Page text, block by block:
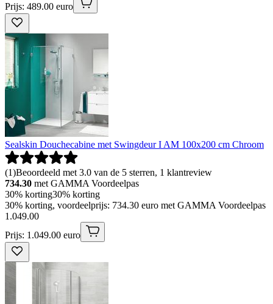
Prijs: 489.00 euro
Sealskin Douchecabine met Swingdeur I AM 100x200 cm Chroom
(1)Beoordeeld met 3.0 van de 5 sterren, 1 klantreview
734.30 met GAMMA Voordeelpas
30% korting30% korting
30% korting, voordeelprijs: 734.30 euro met GAMMA Voordeelpas
1 .049.00
Prijs: 1.049.00 euro